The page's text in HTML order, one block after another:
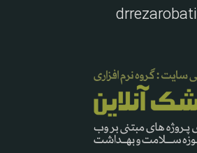
drrezarobati